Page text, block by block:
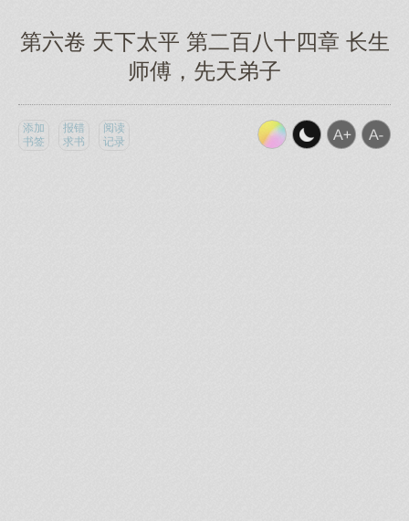
第六卷 天下太平 第二百八十四章 长生
师傅，先天弟子
添加
书签
报错
求书
阅读
记录